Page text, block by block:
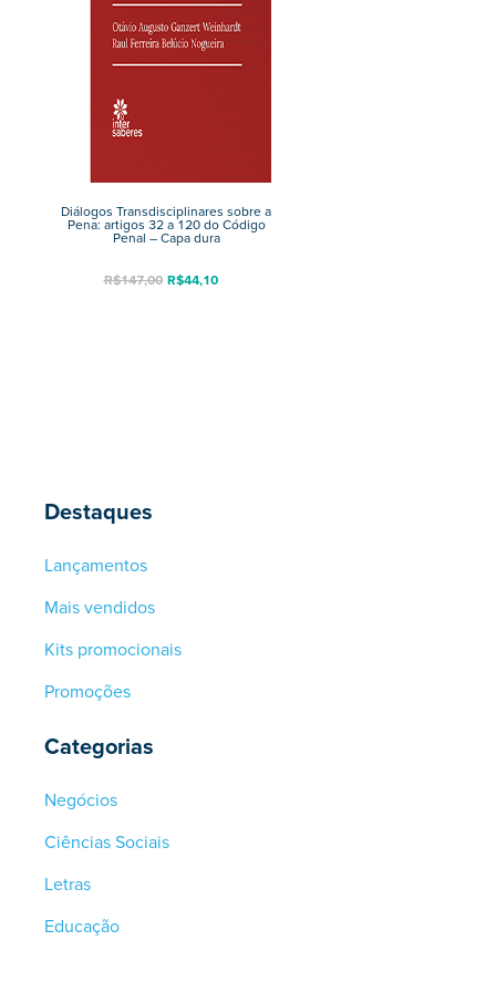
Destaques
Lançamentos
Mais vendidos
Kits promocionais
Promoções
Categorias
Negócios
Ciências Sociais
Letras
Educação
Diálogos Transdisciplinares sobre a
Pena: artigos 32 a 120 do Código
Penal – Capa dura
R$147,00 R$44,10